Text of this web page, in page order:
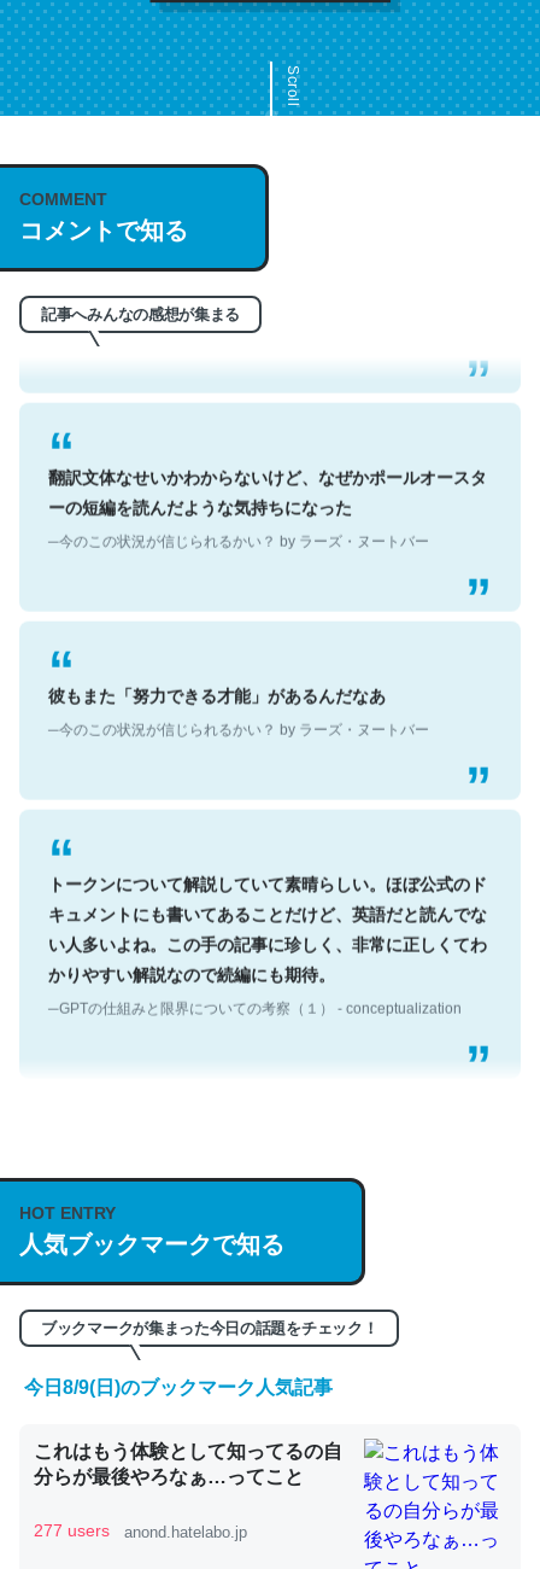
Scroll
COMMENT
コメントで知る
記事へみんなの感想が集まる
これは名文。彼はとてもクレバーなんだろうなと凄く思
う。英語少しでも読める人は原文もお勧め。自分はこの流
れ好き。Let’s Fucking Go. Then Covid hit. Shit.
─今のこの状況が信じられるかい？ by ラーズ・ヌートバー
翻訳文体なせいかわからないけど、なぜかポールオースタ
ーの短編を読んだような気持ちになった
彼もまた「努力できる才能」があるんだなあ
トークンについて解説していて素晴らしい。ほぼ公式のド
キュメントにも書いてあることだけど、英語だと読んでな
い人多いよね。この手の記事に珍しく、非常に正しくてわ
かりやすい解説なので続編にも期待。
説してる記事が少ないので貴重な良記事。/続編来た
https://isobe324649.hatenablog.com/entry/2023/03/27
/064121
─GPTの仕組みと限界についての考察（１） - conceptualization
くらい。小説でいう「ずっと前の伏線」は回収されないけ
ど、短期記憶というには多い分量。進化すればするほど分
かりやすく強くなりそう
─GPTの仕組みと限界についての考察（１） - conceptualization
HOT ENTRY
人気ブックマークで知る
ブックマークが集まった今日の話題をチェック！
今日8/9(日)のブックマーク人気記事
これはもう体験として知ってるの自
分らが最後やろなぁ…ってこと
277 users anond.hatelabo.jp